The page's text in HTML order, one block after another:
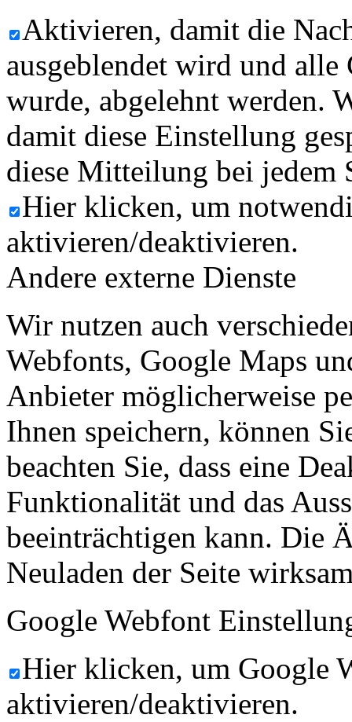
Aktivieren, damit die
ausgeblendet wird und
wurde, abgelehnt werden.
damit diese Einstellung
diese Mitteilung bei jedem
Hier klicken, um
aktivieren/deaktivieren.
Andere externe Dienste
Wir nutzen auch
Webfonts, Google Maps
Anbieter möglicherweise
Ihnen speichern, können
beachten Sie, dass eine
Funktionalität und das
beeinträchtigen kann. Die
Neuladen der Seite
Google Webfont
Hier klicken, um Google
aktivieren/deaktivieren.